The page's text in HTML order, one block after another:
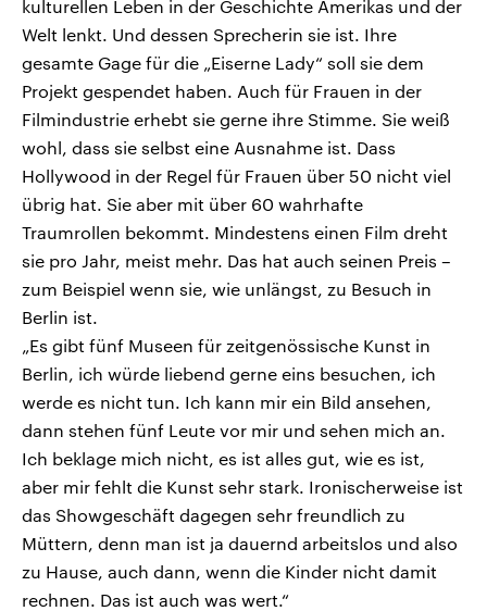
kulturellen Leben in der Geschichte Amerikas und der
Welt lenkt. Und dessen Sprecherin sie ist. Ihre
gesamte Gage für die „Eiserne Lady“ soll sie dem
Projekt gespendet haben. Auch für Frauen in der
Filmindustrie erhebt sie gerne ihre Stimme. Sie weiß
wohl, dass sie selbst eine Ausnahme ist. Dass
Hollywood in der Regel für Frauen über 50 nicht viel
übrig hat. Sie aber mit über 60 wahrhafte
Traumrollen bekommt. Mindestens einen Film dreht
sie pro Jahr, meist mehr. Das hat auch seinen Preis –
zum Beispiel wenn sie, wie unlängst, zu Besuch in
Berlin ist.
„Es gibt fünf Museen für zeitgenössische Kunst in
Berlin, ich würde liebend gerne eins besuchen, ich
werde es nicht tun. Ich kann mir ein Bild ansehen,
dann stehen fünf Leute vor mir und sehen mich an.
Ich beklage mich nicht, es ist alles gut, wie es ist,
aber mir fehlt die Kunst sehr stark. Ironischerweise ist
das Showgeschäft dagegen sehr freundlich zu
Müttern, denn man ist ja dauernd arbeitslos und also
zu Hause, auch dann, wenn die Kinder nicht damit
rechnen. Das ist auch was wert.“